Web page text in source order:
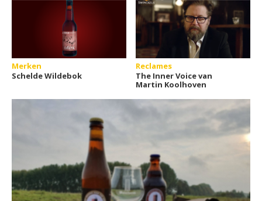
Merken
Schelde Wildebok
Reclames
The Inner Voice van
Martin Koolhoven